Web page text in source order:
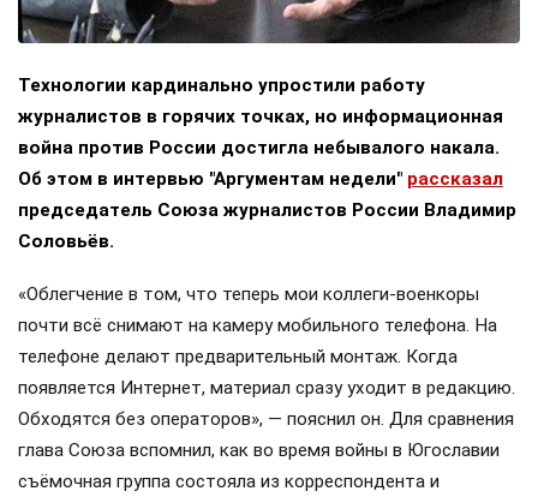
Технологии кардинально упростили работу
журналистов в горячих точках, но информационная
война против России достигла небывалого накала.
Об этом в интервью "Аргументам недели" рассказал
председатель Союза журналистов России Владимир
Соловьёв.
«Облегчение в том, что теперь мои коллеги-военкоры
почти всё снимают на камеру мобильного телефона. На
телефоне делают предварительный монтаж. Когда
появляется Интернет, материал сразу уходит в редакцию.
Обходятся без операторов», — пояснил он. Для сравнения
глава Союза вспомнил, как во время войны в Югославии
съёмочная группа состояла из корреспондента и